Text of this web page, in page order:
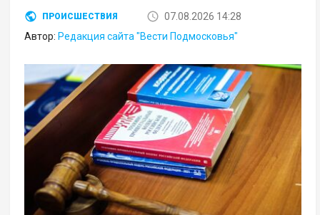
ПРОИСШЕСТВИЯ
07.08.2026 14:28
Автор: Редакция сайта "Вести Подмосковья"